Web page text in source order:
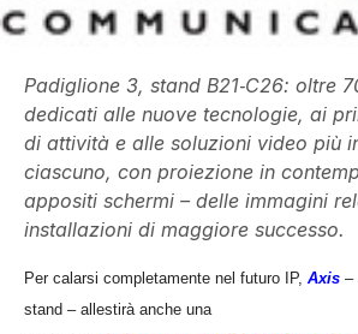
Padiglione 3, stand B21‐C26: oltre
dedicati alle nuove tecnologie, ai
di attività e alle soluzioni video più
ciascuno, con proiezione in
appositi schermi – delle immagini
installazioni di maggiore successo.
Per calarsi completamente nel futuro IP, Axis –
stand – allestirà anche una